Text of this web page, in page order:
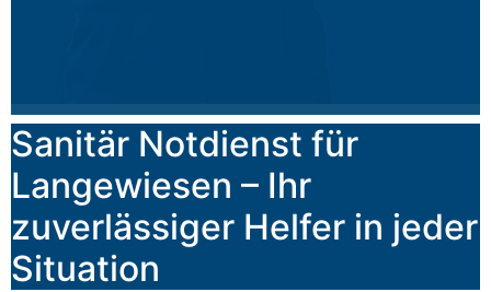
Sanitär Notdienst für
Langewiesen – Ihr
zuverlässiger Helfer in jeder
Situation